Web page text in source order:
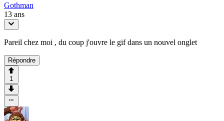
Gothman
13 ans
Pareil chez moi , du coup j'ouvre le gif dans un nouvel onglet
Répondre
1